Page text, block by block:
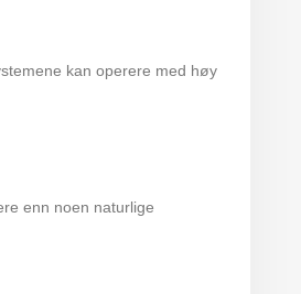
kan operere med høy
enn noen naturlige